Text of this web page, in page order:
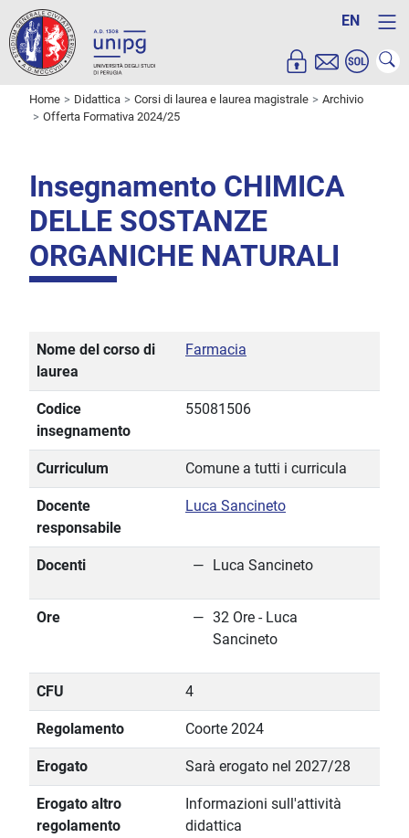
EN
Home Didattica Corsi di laurea e laurea magistrale
Archivio
Offerta Formativa 2024/25
Insegnamento CHIMICA
DELLE SOSTANZE
ORGANICHE NATURALI
Nome del corso di
laurea
Farmacia
Codice
insegnamento
55081506
Curriculum Comune a tutti i curricula
Docente
responsabile
Luca Sancineto
Docenti Luca Sancineto
Ore
32 Ore - Luca
Sancineto
CFU 4
Regolamento Coorte 2024
Erogato Sarà erogato nel 2027/28
Erogato altro
regolamento
Informazioni sull'attività
didattica